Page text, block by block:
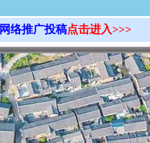
网络推广投稿点击进入>>>